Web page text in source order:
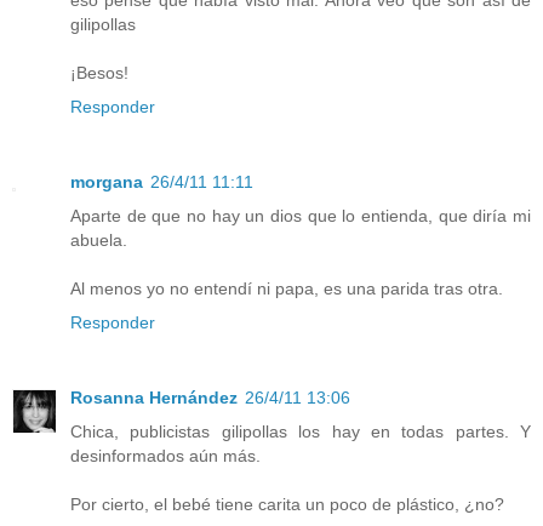
gilipollas
¡Besos!
Responder
morgana 26/4/11 11:11
Aparte de que no hay un dios que lo entienda, que diría mi
abuela.
Al menos yo no entendí ni papa, es una parida tras otra.
Responder
Rosanna Hernández 26/4/11 13:06
Chica, publicistas gilipollas los hay en todas partes. Y
desinformados aún más.
Por cierto, el bebé tiene carita un poco de plástico, ¿no?